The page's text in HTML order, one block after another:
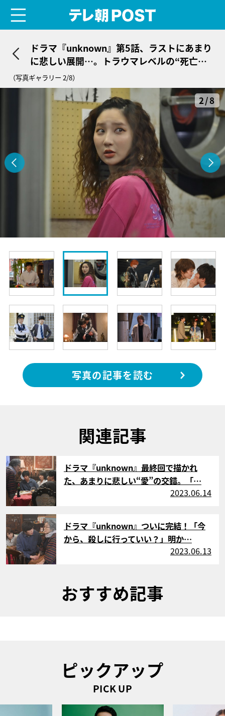
ドラマ『unknown』第5話、ラストにあまり
に悲しい展開…。トラウマレベルの“死亡フ
ラグ”
（写真ギャラリー 2/8）
2/8
写真の記事を読む
関連記事
サムネイル
ドラマ『unknown』最終回で描かれ
た、あまりに悲しい“愛”の交錯。「…
2023.06.14
サムネイル
ドラマ『unknown』ついに完結！「今
から、殺しに行っていい？」明か…
2023.06.13
おすすめ記事
ピックアップ
PICK UP